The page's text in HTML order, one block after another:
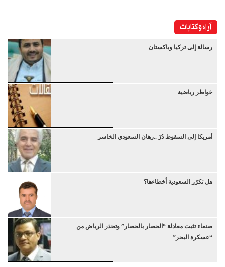
آراء وكتابات
رسالة إلى تركيا وباكستان
خواطر رياضية
أمريكا إلى السقوط دُرْ ..رهان السعودي الخاسر
هل تكرّر السعودية أخطاءها؟
صنعاء تثبت معادلة “الحصار بالحصار” وتحذر الرياض من
“عسكرة البحر”